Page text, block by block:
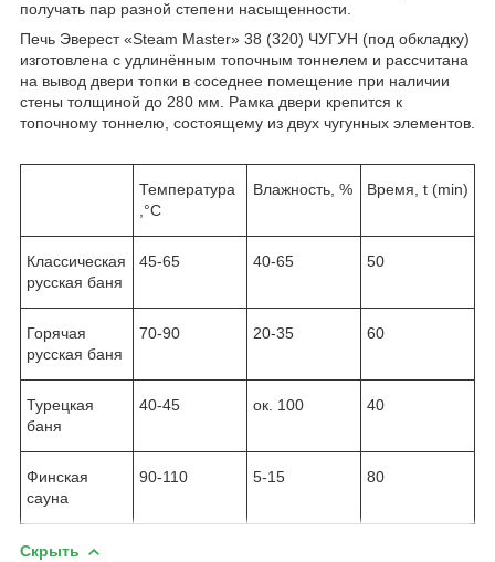
получать пар разной степени насыщенности.
Печь Эверест «Steam Master» 38 (320) ЧУГУН (под обкладку)
изготовлена с удлинённым топочным тоннелем и рассчитана
на вывод двери топки в соседнее помещение при наличии
стены толщиной до 280 мм. Рамка двери крепится к
топочному тоннелю, состоящему из двух чугунных элементов.
Температура
,°С
Влажность, % Время, t (min)
Классическая
русская баня
45-65 40-65 50
Горячая
русская баня
70-90 20-35 60
Турецкая
баня
40-45 ок. 100 40
Финская
сауна
90-110 5-15 80
Скрыть